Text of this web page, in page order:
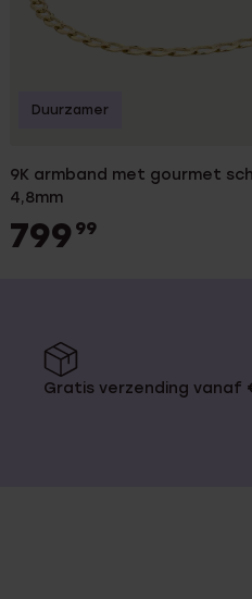
9K armband met gourmet
4,8mm
799 99
Duurzamer
Gratis verzending vanaf